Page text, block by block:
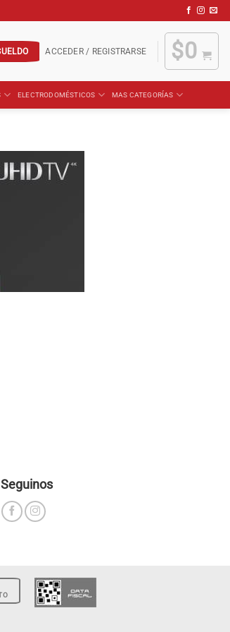
ACCEDER / REGISTRARSE $0
ELECTRODOMÉSTICOS MAS CATEGORÍAS
Seguinos